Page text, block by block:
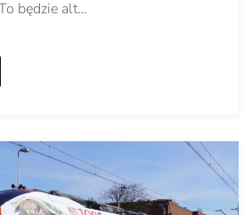
będzie alt…